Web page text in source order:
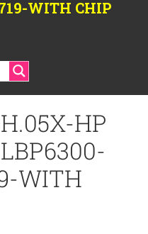
WITH CHIP
HP
WITH